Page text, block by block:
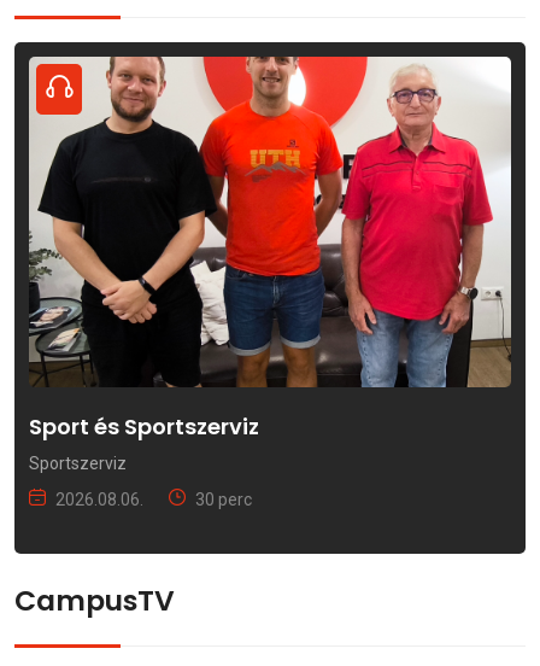
Sport és Sportszerviz
Sportszerviz
2026.08.06.
30 perc
CampusTV